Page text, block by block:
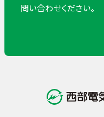
問い合わせください。